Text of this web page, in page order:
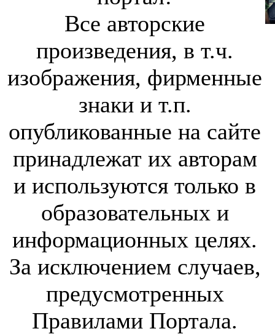
Все авторские
произведения, в т.ч.
изображения, фирменные
знаки и т.п.
опубликованные на сайте
принадлежат их авторам
и используются только в
образовательных и
информационных целях.
За исключением случаев,
предусмотренных
Правилами Портала.